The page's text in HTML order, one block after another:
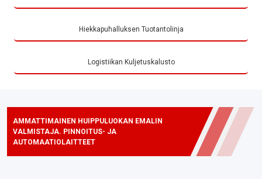
Hiekkapuhalluksen Tuotantolinja
Logistiikan Kuljetuskalusto
AMMATTIMAINEN HUIPPULUOKAN EMALIN
VALMISTAJA. PINNOITUS- JA
AUTOMAATIOLAITTEET